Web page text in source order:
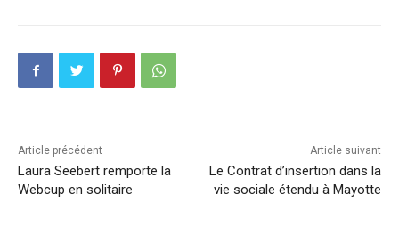
Article précédent
Laura Seebert remporte la
Webcup en solitaire
Article suivant
Le Contrat d’insertion dans la
vie sociale étendu à Mayotte